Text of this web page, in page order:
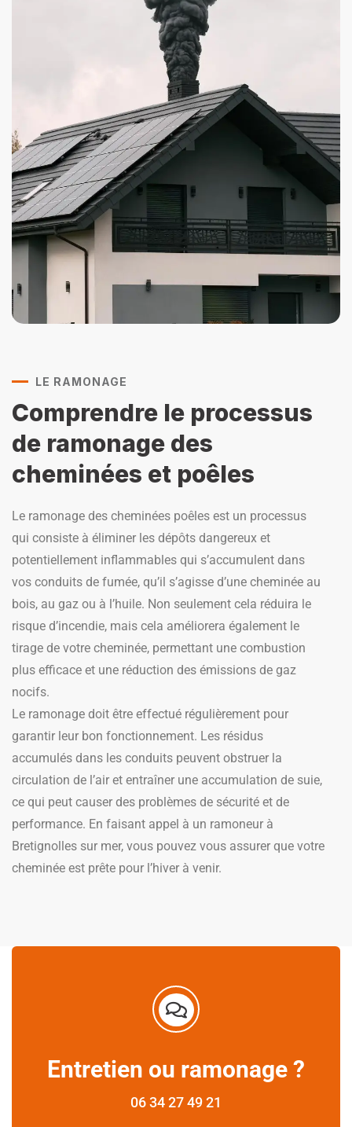
LE RAMONAGE
Comprendre le processus
de ramonage des
cheminées et poêles
Le ramonage des cheminées poêles est un processus
qui consiste à éliminer les dépôts dangereux et
potentiellement inflammables qui s’accumulent dans
vos conduits de fumée, qu’il s’agisse d’une cheminée au
bois, au gaz ou à l’huile. Non seulement cela réduira le
risque d’incendie, mais cela améliorera également le
tirage de votre cheminée, permettant une combustion
plus efficace et une réduction des émissions de gaz
nocifs.
Le ramonage doit être effectué régulièrement pour
garantir leur bon fonctionnement. Les résidus
accumulés dans les conduits peuvent obstruer la
circulation de l’air et entraîner une accumulation de suie,
ce qui peut causer des problèmes de sécurité et de
performance. En faisant appel à un ramoneur à
Bretignolles sur mer, vous pouvez vous assurer que votre
cheminée est prête pour l’hiver à venir.
Entretien ou ramonage ?
06 34 27 49 21